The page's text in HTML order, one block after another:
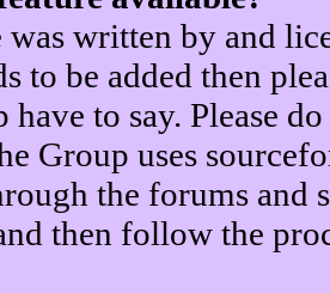
was written by and
to be added then
to say. Please
Group uses
the forums
then follow the